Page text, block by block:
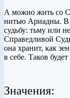
А можно жить со
нитью Ариадны. В
судьбу: тьму или
Справедливой
она хранит, как
в себе. Таков
Значения: